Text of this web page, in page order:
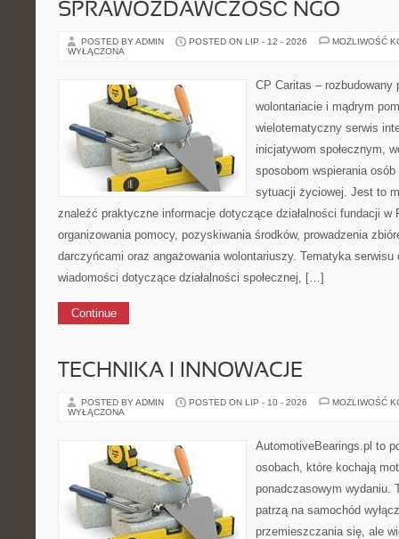
SPRAWOZDAWCZOŚĆ NGO
POSTED BY ADMIN POSTED ON LIP - 12 - 2026
MOŻLIWOŚĆ
WYŁĄCZONA
CP Caritas – rozbudowany
wolontariacie i mądrym
wielotematyczny serwis
inicjatywom społecznym,
sposobom wspierania
sytuacji życiowej. Jest to
znaleźć praktyczne informacje dotyczące działalności fundacji w
organizowania pomocy, pozyskiwania środków, prowadzenia
darczyńcami oraz angażowania wolontariuszy. Tematyka
wiadomości dotyczące działalności społecznej, […]
Continue
TECHNIKA I INNOWACJE
POSTED BY ADMIN POSTED ON LIP - 10 - 2026
MOŻLIWOŚĆ
WYŁĄCZONA
AutomotiveBearings.pl to
osobach, które kochają
ponadczasowym wydaniu.
patrzą na samochód
przemieszczania się, ale